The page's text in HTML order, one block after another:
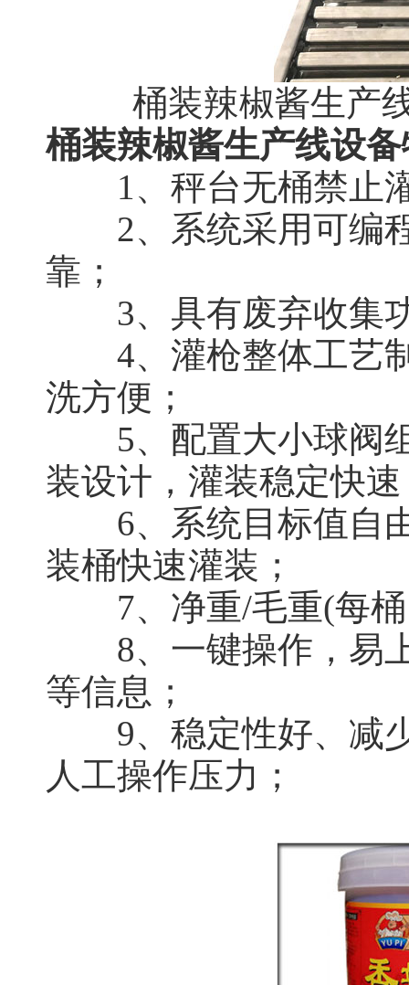
桶装辣椒酱生产
桶装辣椒酱生产线设
1、秤台无桶禁止灌
2、系统采用可编程
靠；
3、具有废弃收集功
4、灌枪整体工艺制
洗方便；
5、配置大小球阀组
装设计，灌装稳定快
6、系统目标值自由
装桶快速灌装；
7、净重/毛重(每桶
8、一键操作，易上
等信息；
9、稳定性好、减少
人工操作压力；